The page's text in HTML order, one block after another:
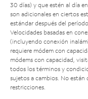
30 días) y que estén al día
son adicionales en ciertos
estándar después del
Velocidades basadas en
(incluyendo conexión
requiere módem con
módems con capacidad,
todos los términos y
sujetos a cambios. No están
restricciones.